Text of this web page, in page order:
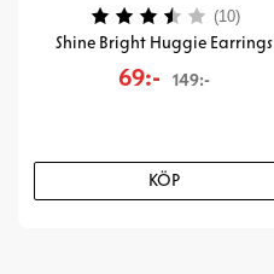
Shine Bright Huggie Earrings
69:- 149:-
KÖP
Betyg: (10)